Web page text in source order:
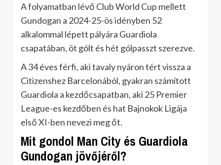
A folyamatban lévő Club World Cup mellett
Gundogan a 2024-25-ös idényben 52
alkalommal lépett pályára Guardiola
csapatában, öt gólt és hét gólpasszt szerezve.
A 34 éves férfi, aki tavaly nyáron tért vissza a
Citizenshez Barcelonából, gyakran számított
Guardiola a kezdőcsapatban, aki 25 Premier
League-es kezdőben és hat Bajnokok Ligája
első XI-ben nevezi meg őt.
Mit gondol Man City és Guardiola
Gundogan jövőjéről?